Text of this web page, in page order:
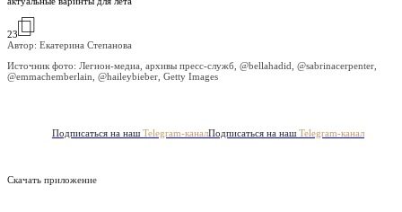
23
Автор: Екатерина Степанова
Источник фото: Легион-медиа, архивы пресс-служб, @bellahadid, @sabrinacerpenter,
@emmachemberlain, @haileybieber, Getty Images
Подписаться на наш Telegram-каналПодписаться на наш Telegram-канал
Скачать приложение